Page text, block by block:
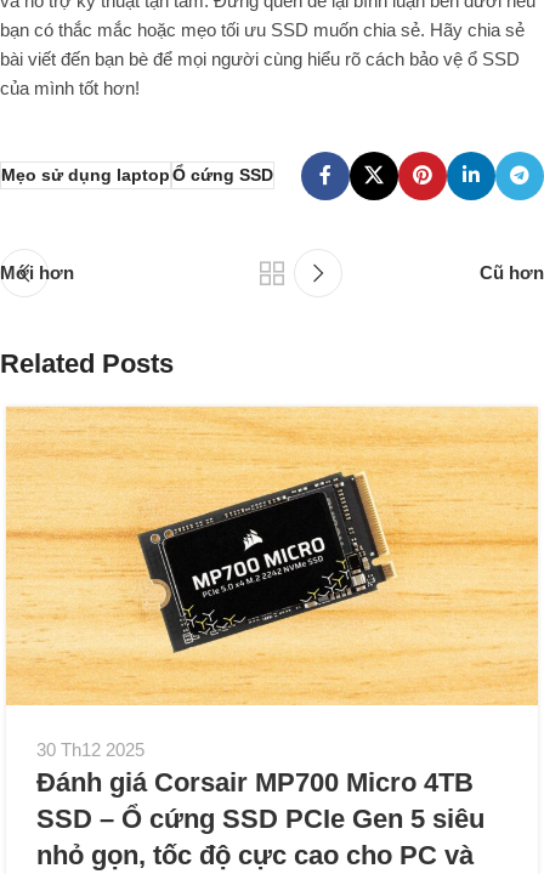
bạn có thắc mắc hoặc mẹo tối ưu SSD muốn chia sẻ. Hãy chia sẻ
bài viết đến bạn bè để mọi người cùng hiểu rõ cách bảo vệ ổ SSD
của mình tốt hơn!
Mẹo sử dụng laptop Ổ cứng SSD
Mới hơn Cũ hơn
Related Posts
30 Th12 2025
Đánh giá Corsair MP700 Micro 4TB
SSD – Ổ cứng SSD PCIe Gen 5 siêu
nhỏ gọn, tốc độ cực cao cho PC và